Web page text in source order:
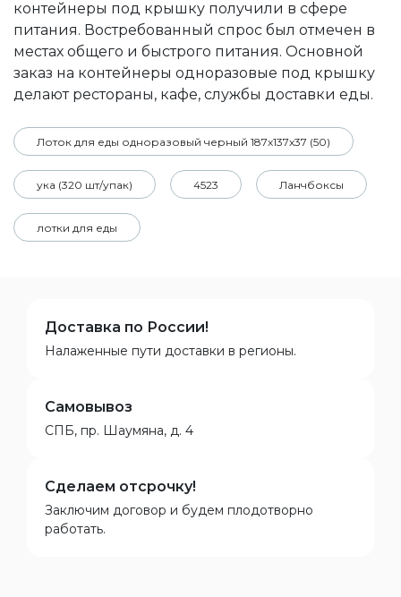
контейнеры под крышку получили в сфере
питания. Востребованный спрос был отмечен в
местах общего и быстрого питания. Основной
заказ на контейнеры одноразовые под крышку
делают рестораны, кафе, службы доставки еды.
Лоток для еды одноразовый черный 187х137х37 (50)
ука (320 шт/упак) 4523 Ланчбоксы
лотки для еды
Доставка по России!
Налаженные пути доставки в регионы.
Самовывоз
СПБ, пр. Шаумяна, д. 4
Сделаем отсрочку!
Заключим договор и будем плодотворно
работать.